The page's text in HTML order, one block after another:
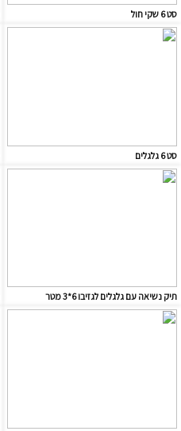
סט 6 שקי חול
סט 6 גלגלים
תיק נשיאה עם גלגלים לגזיבו 6*3 מטר